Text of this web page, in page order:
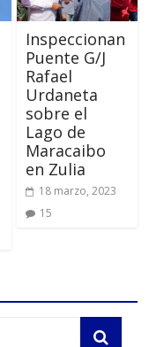
Inspeccionan
Puente G/J
Rafael
Urdaneta
sobre el
Lago de
Maracaibo
en Zulia
18 marzo, 2023
15